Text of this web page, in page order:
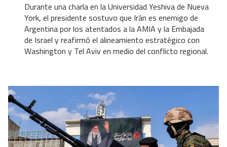
Durante una charla en la Universidad Yeshiva de Nueva
York, el presidente sostuvo que Irán es enemigo de
Argentina por los atentados a la AMIA y la Embajada
de Israel y reafirmó el alineamiento estratégico con
Washington y Tel Aviv en medio del conflicto regional.